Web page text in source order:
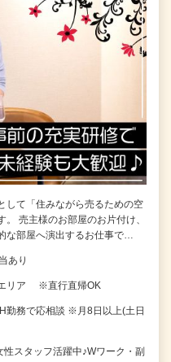
して「住みながら売るための空
売主様のお部屋のお片付け、
な部屋へ演出するお仕事で…
あり
エリア ※直行直帰OK
勤務で応相談 ※月8日以上(土日
スタッフ活躍中♪Wワーク・副